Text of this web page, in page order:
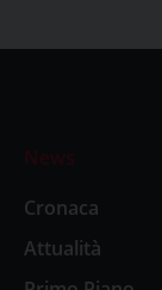
News
Cronaca
Attualità